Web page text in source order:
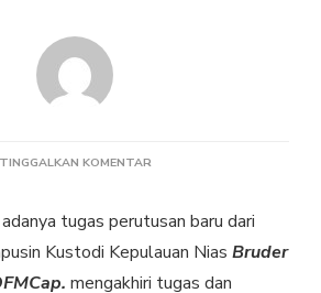
TINGGALKAN KOMENTARPADA
SEKRETARIS
ST.
FIDELIS
tugas perutusan baru dari
Kustodi Kepulauan Nias Bruder
mengakhiri tugas dan